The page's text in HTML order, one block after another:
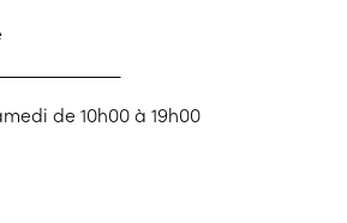
de 10h00 à 19h00